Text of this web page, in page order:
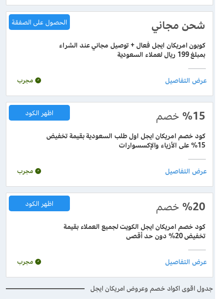
شحن مجاني
كوبون امريكان ايجل فعال + توصيل مجاني عند الشراء
بمبلغ 199 ريال لعملاء السعودية
الحصول على الصفقة
مجرب
%15 خصم
كود خصم امريكان ايجل اول طلب السعودية بقيمة تخفيض
15% على الأزياء والإكسسوارات
اظهر الكود
مجرب
%20 خصم
كود خصم امريكان ايجل الكويت لجميع العملاء بقيمة
تخفيض 20% دون حد أقصى
اظهر الكود
مجرب
جدول اقوى اكواد خصم وعروض امريكان ايجل